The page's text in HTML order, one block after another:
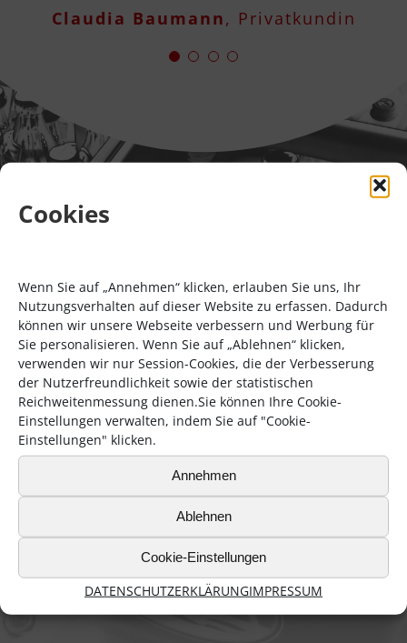
Cookies
Wenn Sie auf „Annehmen“ klicken, erlauben Sie uns, Ihr
Nutzungsverhalten auf dieser Website zu erfassen. Dadurch
können wir unsere Webseite verbessern und Werbung für
Sie personalisieren. Wenn Sie auf „Ablehnen“ klicken,
verwenden wir nur Session-Cookies, die der Verbesserung
der Nutzerfreundlichkeit sowie der statistischen
Reichweitenmessung dienen.Sie können Ihre Cookie-
Einstellungen verwalten, indem Sie auf "Cookie-
Einstellungen" klicken.
Annehmen
Ablehnen
Cookie-Einstellungen
DATENSCHUTZERKLÄRUNGIMPRESSUM
Claudia Baumann, Privatkundin
Maria Gruber Privatkundin
Sebastian Rupp Privatkunde
60
ÜBER 60
VERSCHIEDENE
400
PRODUKTE
BEVORZUGTREGIONALE
PRODUKTE